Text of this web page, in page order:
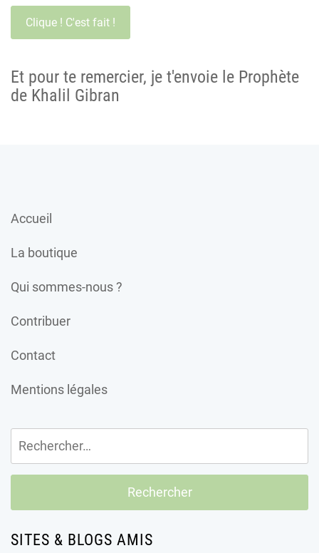
Et pour te remercier, je t'envoie le Prophète
de Khalil Gibran
Accueil
La boutique
Qui sommes-nous ?
Contribuer
Contact
Mentions légales
Rechercher :
SITES & BLOGS AMIS